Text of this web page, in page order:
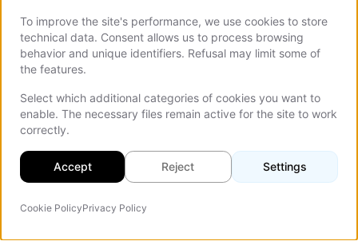
To improve the site's performance, we use cookies to store
technical data. Consent allows us to process browsing
behavior and unique identifiers. Refusal may limit some of
the features.
Select which additional categories of cookies you want to
enable. The necessary files remain active for the site to work
correctly.
Accept Reject Settings
Cookie PolicyPrivacy Policy